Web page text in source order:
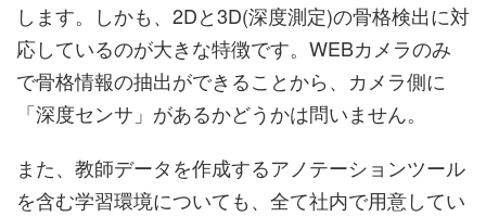
します。しかも、2Dと3D(深度測定)の骨格検出に対
応しているのが大きな特徴です。WEBカメラのみ
で骨格情報の抽出ができることから、カメラ側に
「深度センサ」があるかどうかは問いません。
また、教師データを作成するアノテーションツール
を含む学習環境についても、全て社内で用意してい